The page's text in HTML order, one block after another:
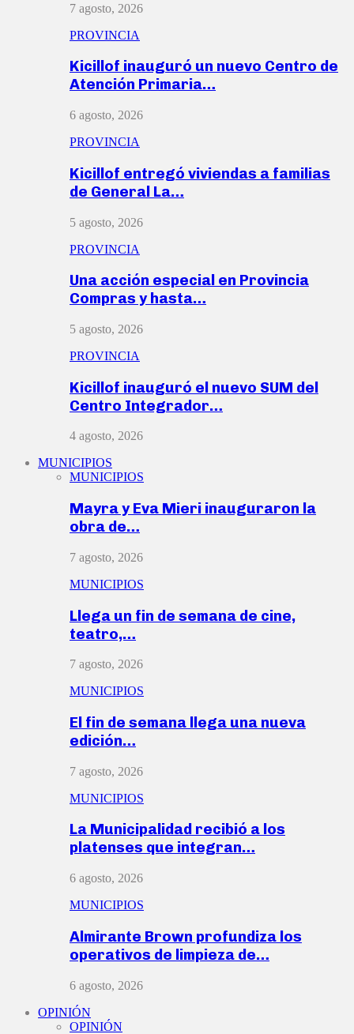
7 agosto, 2026
PROVINCIA
Kicillof inauguró un nuevo Centro de
Atención Primaria…
6 agosto, 2026
PROVINCIA
Kicillof entregó viviendas a familias
de General La…
5 agosto, 2026
PROVINCIA
Una acción especial en Provincia
Compras y hasta…
5 agosto, 2026
PROVINCIA
Kicillof inauguró el nuevo SUM del
Centro Integrador…
4 agosto, 2026
MUNICIPIOS
MUNICIPIOS
Mayra y Eva Mieri inauguraron la
obra de…
7 agosto, 2026
MUNICIPIOS
Llega un fin de semana de cine,
teatro,…
7 agosto, 2026
MUNICIPIOS
El fin de semana llega una nueva
edición…
7 agosto, 2026
MUNICIPIOS
La Municipalidad recibió a los
platenses que integran…
6 agosto, 2026
MUNICIPIOS
Almirante Brown profundiza los
operativos de limpieza de…
6 agosto, 2026
OPINIÓN
OPINIÓN